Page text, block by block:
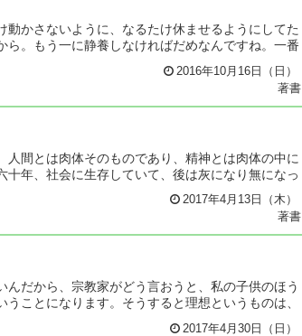
動かさないように、なるたけ休ませるようにしてた
。もう一に静養しなければだめなんですね。一番
2016年10月16日（日）
著書
人間とは肉体そのものであり、精神とは肉体の中に
年、社会に生存していて、後は灰になり無になっ
2017年4月13日（木）
著書
んだから、宗教家がどう言おうと、私の子供のほう
ことになります。そうすると理想というものは、
2017年4月30日（日）